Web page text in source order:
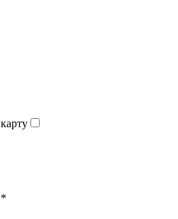
*